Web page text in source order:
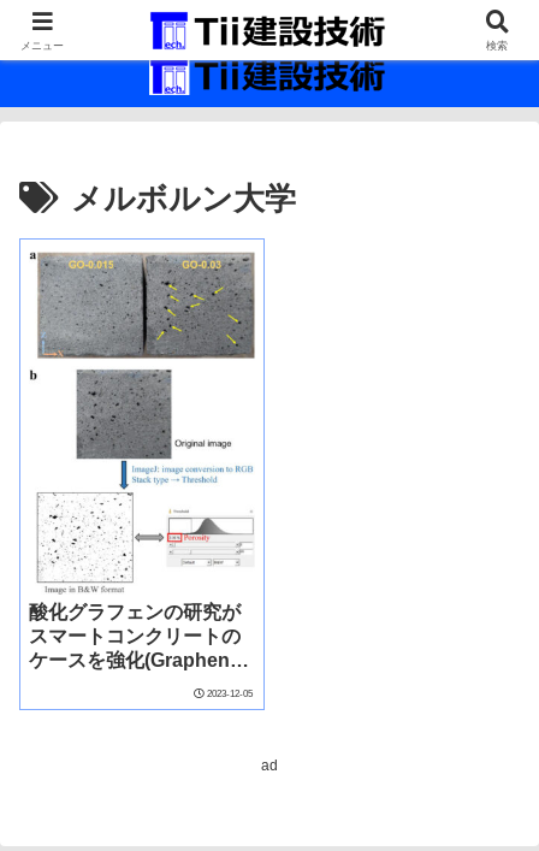
最新の建設技術の情報インフラ。
メルボルン大学
酸化グラフェンの研究が
スマートコンクリートの
ケースを強化(Graphene
oxide study strengthens
the case for smart
2023-12-05
ad
メニュー 検索